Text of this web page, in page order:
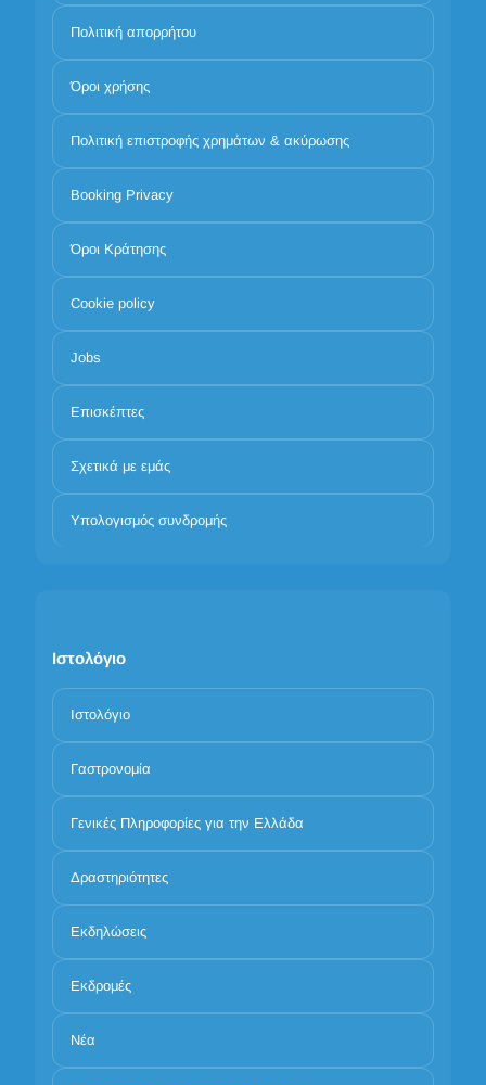
Πολιτική απορρήτου
Όροι χρήσης
Πολιτική επιστροφής χρημάτων & ακύρωσης
Booking Privacy
Όροι Κράτησης
Cookie policy
Jobs
Επισκέπτες
Σχετικά με εμάς
Υπολογισμός συνδρομής
Ιστολόγιο
Ιστολόγιο
Γαστρονομία
Γενικές Πληροφορίες για την Ελλάδα
Δραστηριότητες
Εκδηλώσεις
Εκδρομές
Νέα